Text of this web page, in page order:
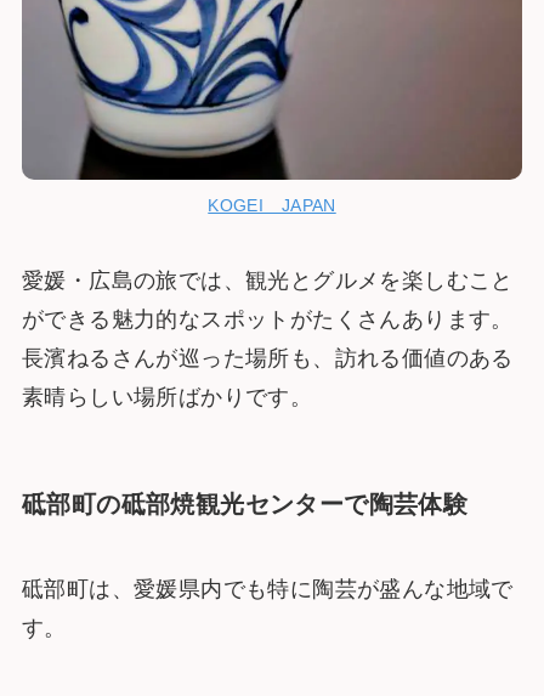
KOGEI JAPAN
愛媛・広島の旅では、観光とグルメを楽しむこと
ができる魅力的なスポットがたくさんあります。
長濱ねるさんが巡った場所も、訪れる価値のある
素晴らしい場所ばかりです。
砥部町の砥部焼観光センターで陶芸体験
砥部町は、愛媛県内でも特に陶芸が盛んな地域で
す。